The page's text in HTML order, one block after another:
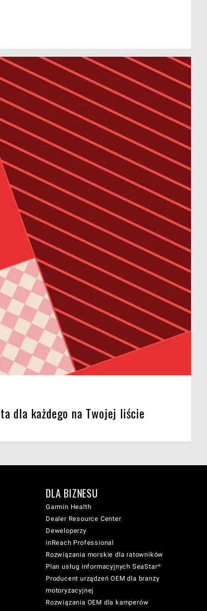
dla każdego na Twojej liście
DLA BIZNESU
Garmin Health
Dealer Resource Center
Deweloperzy
inReach Professional
Rozwiązania morskie dla ratowników
Plan usług informacyjnych SeaStar®
Producent urządzeń OEM dla branży
motoryzacyjnej
Rozwiązania OEM dla kamperów